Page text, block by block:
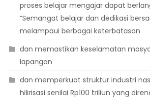
proses belajar mengajar dapat
“Semangat belajar dan dedikasi
melampaui berbagai keterbatasan
dan memastikan keselamatan
lapangan
dan memperkuat struktur industri
hilirisasi senilai Rp100 triliun yang